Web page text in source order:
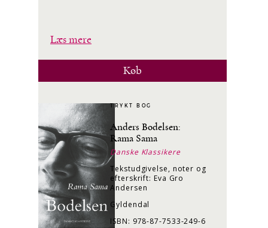
Læs mere
Køb
TRYKT BOG
Anders Bodelsen:
Rama Sama
Danske Klassikere
Tekstudgivelse, noter og
efterskrift: Eva Gro
Andersen
Gyldendal
ISBN: 978-87-7533-249-6